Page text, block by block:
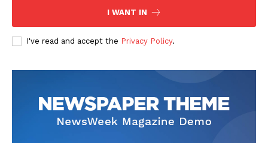
Subscription Plans
My account
I WANT IN
I've read and accept the Privacy Policy.